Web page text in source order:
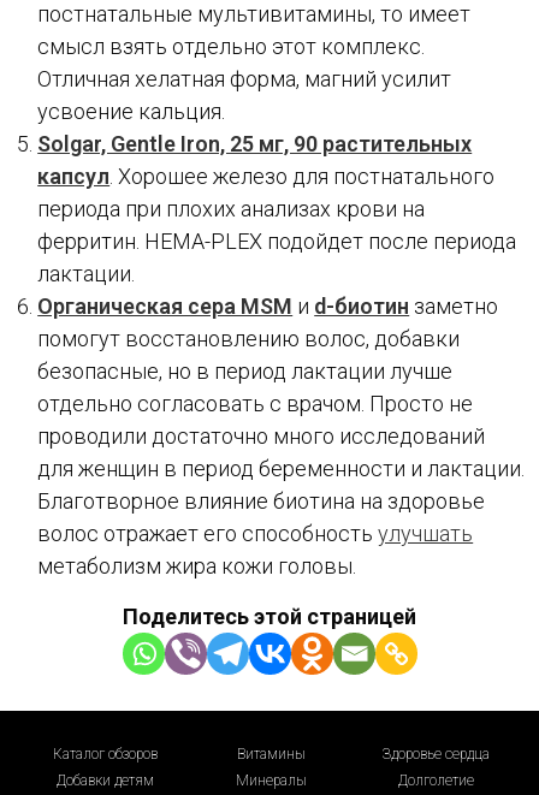
постнатальные мультивитамины, то имеет
смысл взять отдельно этот комплекс.
Отличная хелатная форма, магний усилит
усвоение кальция.
Solgar, Gentle Iron, 25 мг, 90 растительных
капсул . Хорошее железо для постнатального
периода при плохих анализах крови на
ферритин. HEMA-PLEX подойдет после периода
лактации.
Органическая сера MSM и d-биотин заметно
помогут восстановлению волос, добавки
безопасные, но в период лактации лучше
отдельно согласовать с врачом. Просто не
проводили достаточно много исследований
для женщин в период беременности и лактации.
Благотворное влияние биотина на здоровье
волос отражает его способностьулучшать
метаболизм жира кожи головы.
Поделитесь этой страницей
Каталог обзоров
Добавки детям
Витамины
Минералы
Здоровье сердца
Долголетие